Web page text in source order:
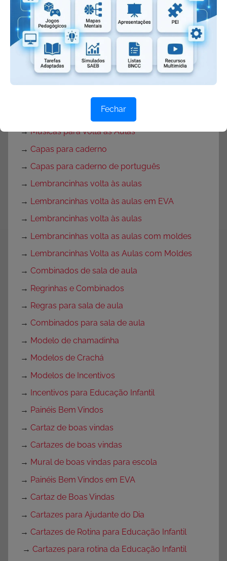
→Texto para o primeiro dia de aula
→Textos de volta às aulas
→Mensagem de volta às aulas
Rotina para primeira semana de aula
Decoração de sala de aula
Decoração para Sala de Aula
→Músicas para Volta às Aulas
→ Capas para caderno
→ Capas para caderno de português
→ Lembrancinhas volta às aulas
→ Lembrancinhas volta às aulas em EVA
→ Lembrancinhas volta às aulas
→ Lembrancinhas volta as aulas com moldes
→ Lembrancinhas Volta as Aulas com Moldes
→ Combinados de sala de aula
→ Regrinhas e Combinados
→ Regras para sala de aula
→ Combinados para sala de aula
→ Modelo de chamadinha
→ Modelos de Crachá
→ Modelos de Incentivos
→ Incentivos para Educação Infantil
→ Painéis Bem Vindos
→ Cartaz de boas vindas
→ Cartazes de boas vindas
→ Mural de boas vindas para escola
→ Painéis Bem Vindos em EVA
→ Cartaz de Boas Vindas
→ Cartazes para Ajudante do Dia
→ Cartazes de Rotina para Educação Infantil
→ Cartazes para rotina da Educação Infantil
Fechar